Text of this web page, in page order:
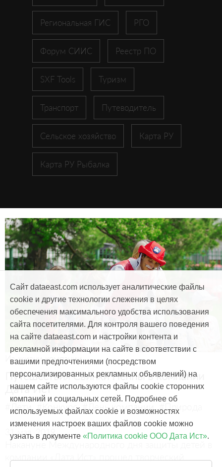
Региональная ГИС РГО
Форум СИИС Реестр ПО
SXF Tools Туризм
Транспорт Путеводитель
Сельское хозяйство Карта РУ
Карта РУ Рыбалка
Из жизни компании
Путешествия Cвинки Пеппы в компании
Дата Ист
#Дети #Конкурс #День компании #Природа
31 мая, 2019
Сайт dataeast.com использует аналитические файлы
cookie и другие технологии слежения в целях
обеспечения максимального удобства использования
сайта посетителями. Для контроля вашего поведения
на сайте dataeast.com и настройки контента и
рекламной информации на сайте в соответствии с
вашими предпочтениями (посредством
персонализированных рекламных объявлений) на
нашем сайте используются файлы cookie сторонних
компаний и социальных сетей. Подробнее об
используемых файлах cookie и возможностях
изменения настроек ваших файлов cookie можно
узнать в документе «Политика cookie ООО Дата Ист».